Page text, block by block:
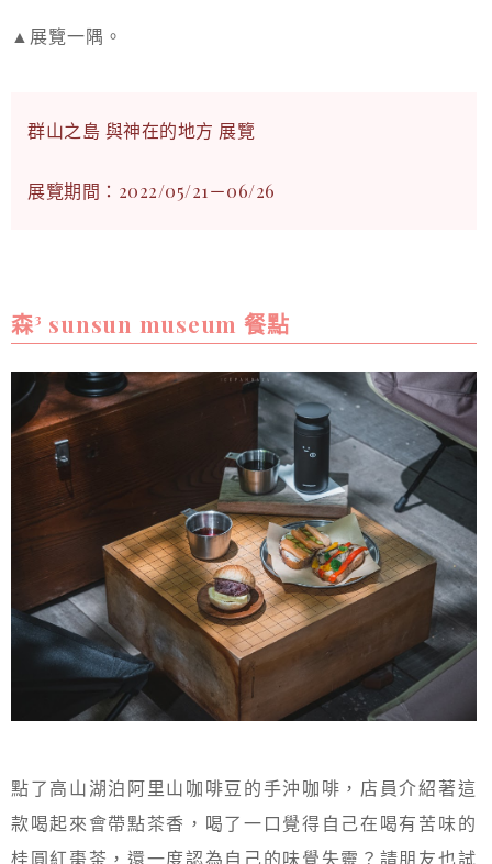
▲展覽一隅。
群山之島 與神在的地方 展覽
展覽期間：2022/05/21－06/26
森³ sunsun museum 餐點
點了高山湖泊阿里山咖啡豆的手沖咖啡，店員介紹著這
款喝起來會帶點茶香，喝了一口覺得自己在喝有苦味的
桂圓紅棗茶，還一度認為自己的味覺失靈？請朋友也試